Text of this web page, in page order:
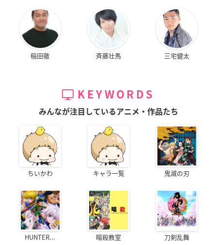
稲田徹 斉藤壮馬 三宅健太
KEYWORDS
みんなが注目しているアニメ・作品たち
ちいかわ キャラ一覧 鬼滅の刃
HUNTER... 暗殺教室 刀剣乱舞